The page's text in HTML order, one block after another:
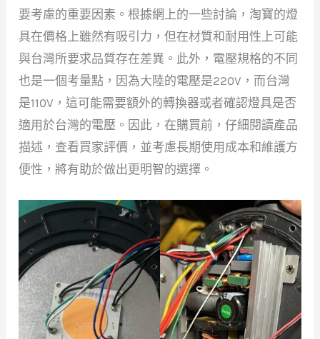
要考慮的重要因素。根據網上的一些討論，淘寶的燈
具在價格上雖然有吸引力，但在材質和耐用性上可能
與台灣所要求品質存在差異。此外，電壓規格的不同
也是一個考量點，因為大陸的電壓是220V，而台灣
是110V，這可能需要額外的轉換器或者確認燈具是否
適用於台灣的電壓。因此，在購買前，仔細閱讀產品
描述，查看買家評價，並考慮長期使用成本和維護方
便性，將有助於做出更明智的選擇。